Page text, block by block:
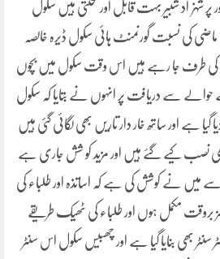
شہزاد شبیر بہت قابل اور محنتی ہیں سکول
ماضی کی نسبت گورنمنٹ ہائی سکول ڈیرہ خالصہ
طرف جا رہے ہیں اس وقت سکول میں بچوں
کے حوالے سے دریافت پر انہوں نے بتایا کہ سکول
گیا ہے اور ساتھ خار دار تاریں بھی لگائی گئی ہیں
نصب کیے گئے ہیں اور مزید کو شش جاری ہے
میں نے کوشش کی ہے کہ اساتذہ اور طلباء کی
بروقت مکمل ہوں اور طلباء کی ٹھیک طریقے
سنٹر بھی بنایا گیا ہے اور چھبیس سکول اس سنٹر